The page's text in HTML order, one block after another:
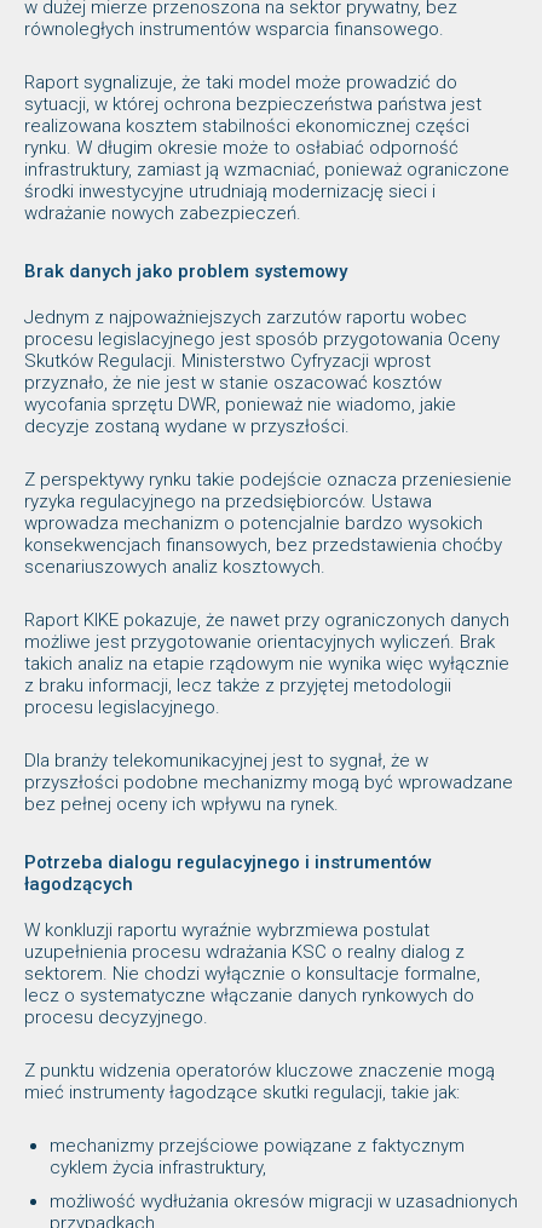
w dużej mierze przenoszona na sektor prywatny, bez
równoległych instrumentów wsparcia finansowego.
Raport sygnalizuje, że taki model może prowadzić do
sytuacji, w której ochrona bezpieczeństwa państwa jest
realizowana kosztem stabilności ekonomicznej części
rynku. W długim okresie może to osłabiać odporność
infrastruktury, zamiast ją wzmacniać, ponieważ ograniczone
środki inwestycyjne utrudniają modernizację sieci i
wdrażanie nowych zabezpieczeń.
Brak danych jako problem systemowy
Jednym z najpoważniejszych zarzutów raportu wobec
procesu legislacyjnego jest sposób przygotowania Oceny
Skutków Regulacji. Ministerstwo Cyfryzacji wprost
przyznało, że nie jest w stanie oszacować kosztów
wycofania sprzętu DWR, ponieważ nie wiadomo, jakie
decyzje zostaną wydane w przyszłości.
Z perspektywy rynku takie podejście oznacza przeniesienie
ryzyka regulacyjnego na przedsiębiorców. Ustawa
wprowadza mechanizm o potencjalnie bardzo wysokich
konsekwencjach finansowych, bez przedstawienia choćby
scenariuszowych analiz kosztowych.
Raport KIKE pokazuje, że nawet przy ograniczonych danych
możliwe jest przygotowanie orientacyjnych wyliczeń. Brak
takich analiz na etapie rządowym nie wynika więc wyłącznie
z braku informacji, lecz także z przyjętej metodologii
procesu legislacyjnego.
Dla branży telekomunikacyjnej jest to sygnał, że w
przyszłości podobne mechanizmy mogą być wprowadzane
bez pełnej oceny ich wpływu na rynek.
Potrzeba dialogu regulacyjnego i instrumentów
łagodzących
W konkluzji raportu wyraźnie wybrzmiewa postulat
uzupełnienia procesu wdrażania KSC o realny dialog z
sektorem. Nie chodzi wyłącznie o konsultacje formalne,
lecz o systematyczne włączanie danych rynkowych do
procesu decyzyjnego.
Z punktu widzenia operatorów kluczowe znaczenie mogą
mieć instrumenty łagodzące skutki regulacji, takie jak:
mechanizmy przejściowe powiązane z faktycznym
cyklem życia infrastruktury,
możliwość wydłużania okresów migracji w uzasadnionych
przypadkach,